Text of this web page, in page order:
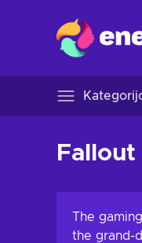
Fallout
The
the grand-